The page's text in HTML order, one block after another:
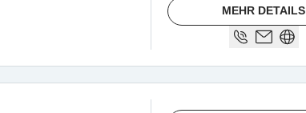
MEHR DETAILS